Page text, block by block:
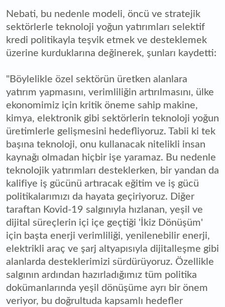
Nebati, bu nedenle modeli, öncü ve stratejik
sektörlerle teknoloji yoğun yatırımları selektif
kredi politikayla teşvik etmek ve desteklemek
üzerine kurduklarına değinerek, şunları kaydetti:
"Böylelikle özel sektörün üretken alanlara
yatırım yapmasını, verimliliğin artırılmasını, ülke
ekonomimiz için kritik öneme sahip makine,
kimya, elektronik gibi sektörlerin teknoloji yoğun
üretimlerle gelişmesini hedefliyoruz. Tabii ki tek
başına teknoloji, onu kullanacak nitelikli insan
kaynağı olmadan hiçbir işe yaramaz. Bu nedenle
teknolojik yatırımları desteklerken, bir yandan da
kalifiye iş gücünü artıracak eğitim ve iş gücü
politikalarımızı da hayata geçiriyoruz. Diğer
taraftan Kovid-19 salgınıyla hızlanan, yeşil ve
dijital süreçlerin içi içe geçtiği 'İkiz Dönüşüm'
için başta enerji verimliliği, yenilenebilir enerji,
elektrikli araç ve şarj altyapısıyla dijitalleşme gibi
alanlarda desteklerimizi sürdürüyoruz. Özellikle
salgının ardından hazırladığımız tüm politika
dokümanlarında yeşil dönüşüme ayrı bir önem
veriyor, bu doğrultuda kapsamlı hedefler